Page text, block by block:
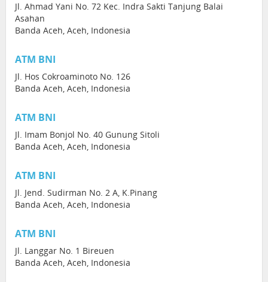
Jl. Ahmad Yani No. 72 Kec. Indra Sakti Tanjung Balai
Asahan
Banda Aceh, Aceh, Indonesia
ATM BNI
Jl. Hos Cokroaminoto No. 126
Banda Aceh, Aceh, Indonesia
ATM BNI
Jl. Imam Bonjol No. 40 Gunung Sitoli
Banda Aceh, Aceh, Indonesia
ATM BNI
Jl. Jend. Sudirman No. 2 A, K.Pinang
Banda Aceh, Aceh, Indonesia
ATM BNI
Jl. Langgar No. 1 Bireuen
Banda Aceh, Aceh, Indonesia